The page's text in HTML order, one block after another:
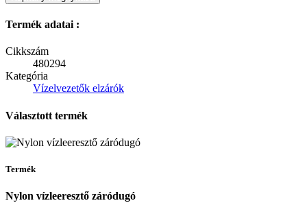
Termék adatai :
Cikkszám
480294
Kategória
Vízelvezetők elzárók
Választott termék
Termék
Nylon vízleeresztő záródugó